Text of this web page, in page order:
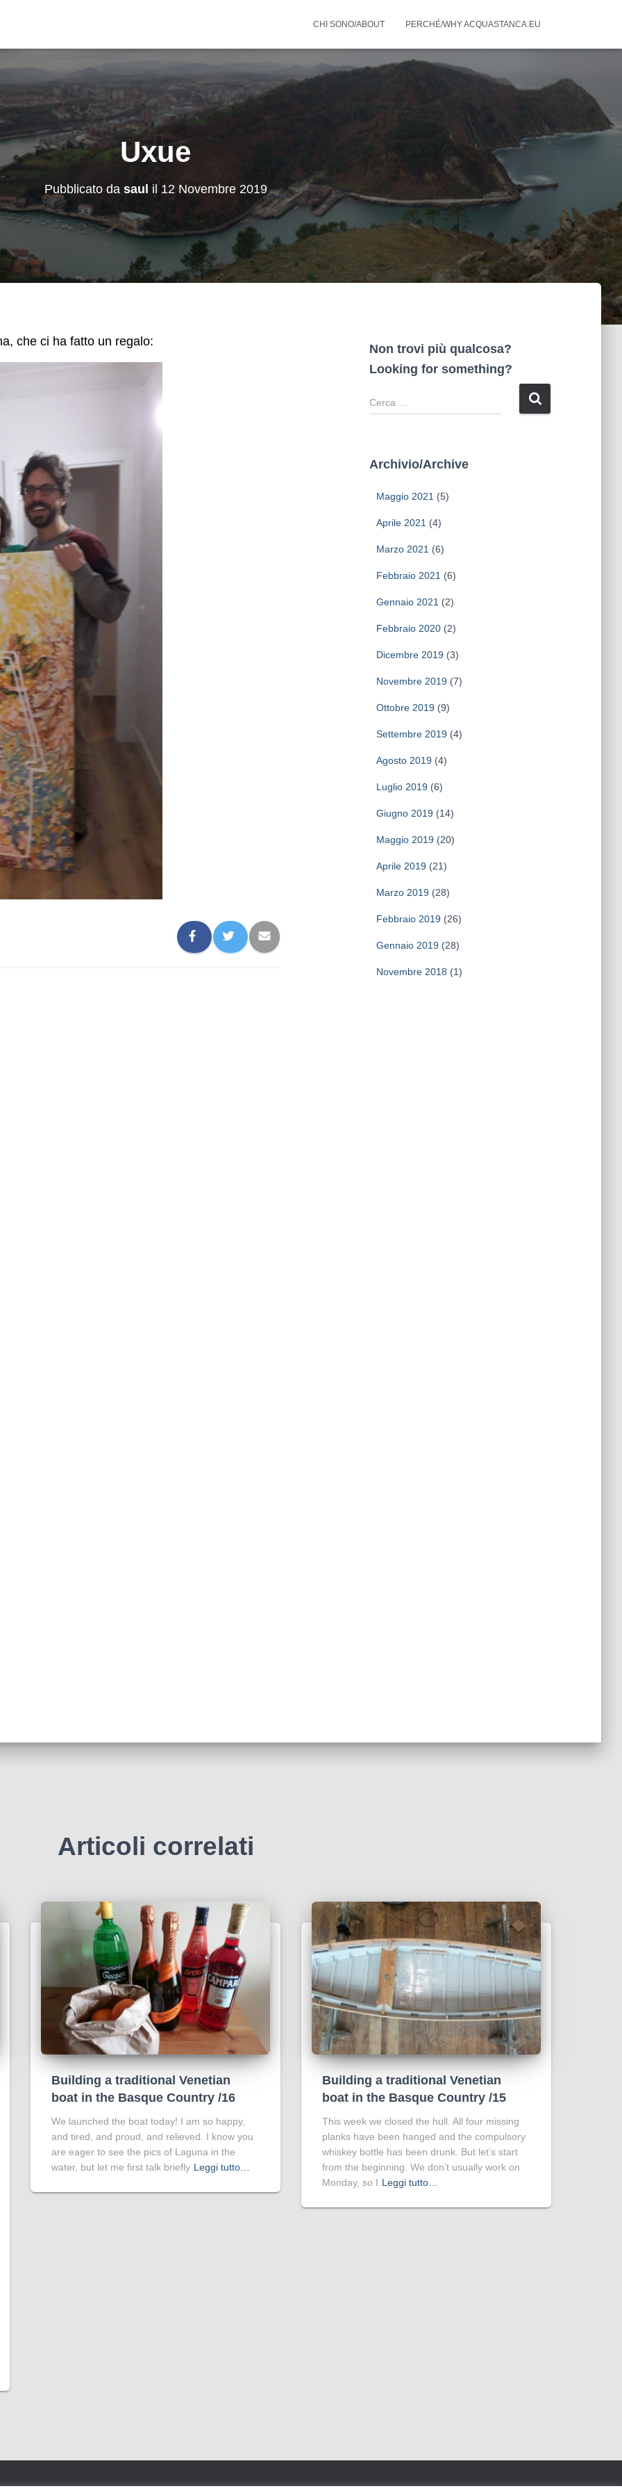
CHI SONO/ABOUT PERCHÉ/WHY ACQUASTANCA.EU
Uxue
Pubblicato da saul il 12 Novembre 2019
che ci ha fatto un regalo:
Non trovi più qualcosa?
Looking for something?
R
i
Archivio/Archive
Maggio 2021 (5)
Aprile 2021 (4)
Marzo 2021 (6)
Febbraio 2021 (6)
Gennaio 2021 (2)
Febbraio 2020(2)
Dicembre 2019(3)
Novembre 2019(7)
Ottobre 2019(9)
Settembre 2019(4)
Agosto 2019(4)
Luglio 2019(6)
Giugno 2019(14)
Maggio 2019(20)
Aprile 2019(21)
Marzo 2019(28)
Febbraio 2019(26)
Gennaio 2019(28)
Novembre 2018 (1)
Articoli correlati
Building a traditional Venetian
boat in the Basque Country /16
We launched the boat today! I am so happy,
and tired, and proud, and relieved. I know you
are eager to see the pics of Laguna in the
water, but let me first talk briefly Leggi tutto…
Building a traditional Venetian
boat in the Basque Country /15
This week we closed the hull. All four missing
planks have been hanged and the compulsory
whiskey bottle has been drunk. But let’s start
from the beginning. We don’t usually work on
Monday, so I Leggi tutto…